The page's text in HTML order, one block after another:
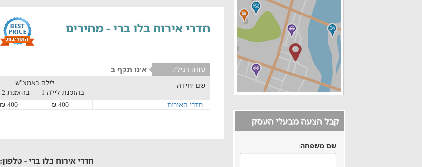
קבל הצעה מבעלי העסק
שם משפחה:
חדרי אירוח בלו ברי - מחירים
עונה רגילה אינו תקף ב
שם יחידה
לילה באמצ"ש
בהזמנת לילה 1
בהזמנת 2 לילות
חדרי האירוח
400 ₪
400 ₪
חדרי אירוח בלו ברי - טלפון: